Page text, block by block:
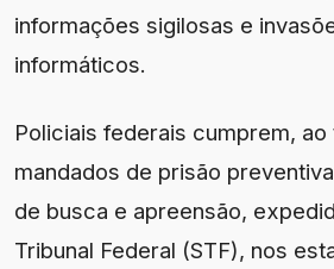
informações sigilosas e
informáticos.
Policiais federais cumprem,
mandados de prisão
de busca e apreensão,
Tribunal Federal (STF), nos